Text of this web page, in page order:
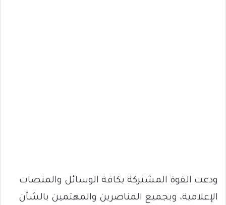
ودعت القوة المشتركة بكافة الوسائل والمنصات
الإعلامية، وبجميع المناصرين والمهتمين بالشأن